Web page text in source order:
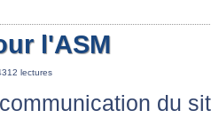
l'ASM
lectures
du